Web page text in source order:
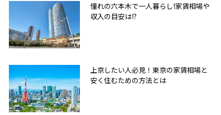
憧れの六本木で一人暮らし!家賃相場や
収入の目安は!?
上京したい人必見！東京の家賃相場と
安く住むための方法とは